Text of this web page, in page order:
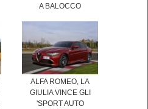
A BALOCCO
ALFA ROMEO, LA
GIULIA VINCE GLI
'SPORT AUTO